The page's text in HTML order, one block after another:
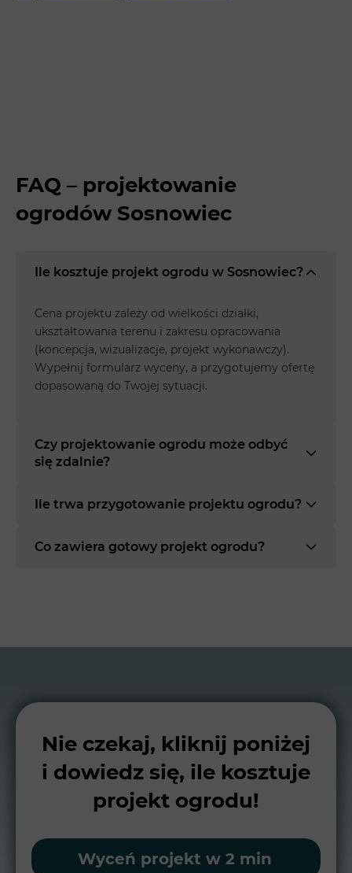
FAQ – projektowanie
ogrodów Sosnowiec
Ile kosztuje projekt ogrodu w Sosnowiec?
Cena projektu zależy od wielkości działki,
ukształtowania terenu i zakresu opracowania
(koncepcja, wizualizacje, projekt wykonawczy).
Wypełnij formularz wyceny, a przygotujemy ofertę
dopasowaną do Twojej sytuacji.
Czy projektowanie ogrodu może odbyć
się zdalnie?
Ile trwa przygotowanie projektu ogrodu?
Co zawiera gotowy projekt ogrodu?
Nie czekaj, kliknij poniżej
i dowiedz się, ile kosztuje
projekt ogrodu!
Wyceń projekt w 2 min